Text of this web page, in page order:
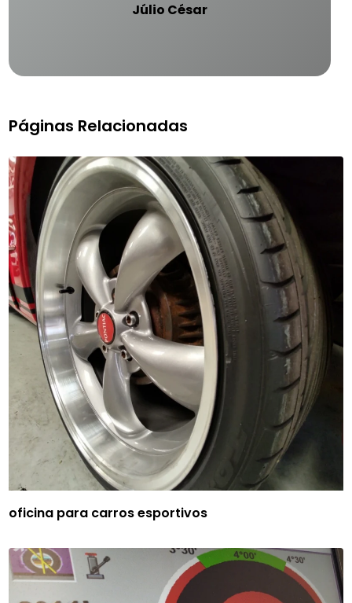
Júlio César
Páginas Relacionadas
oficina para carros esportivos